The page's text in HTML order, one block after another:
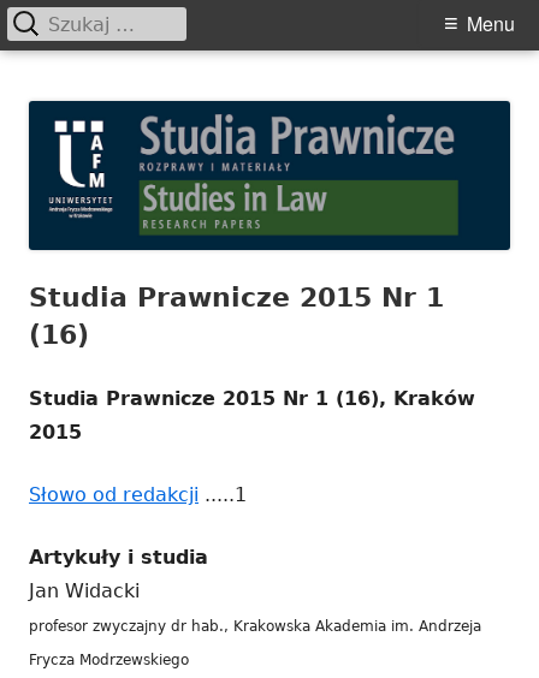
content
Materiały
Primary
Menu
Szukaj:
Studia Prawnicze 2015 Nr 1
(16)
Studia Prawnicze 2015 Nr 1 (16), Kraków
2015
Słowo od redakcji Strona
się
nowym
.....1
Artykuły i studia
Jan Widacki
profesor zwyczajny dr hab., Krakowska Akademia im. Andrzeja
Frycza Modrzewskiego